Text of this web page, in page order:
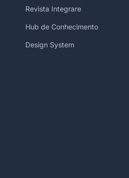
Revista Integrare
Hub de Conhecimento
Design System